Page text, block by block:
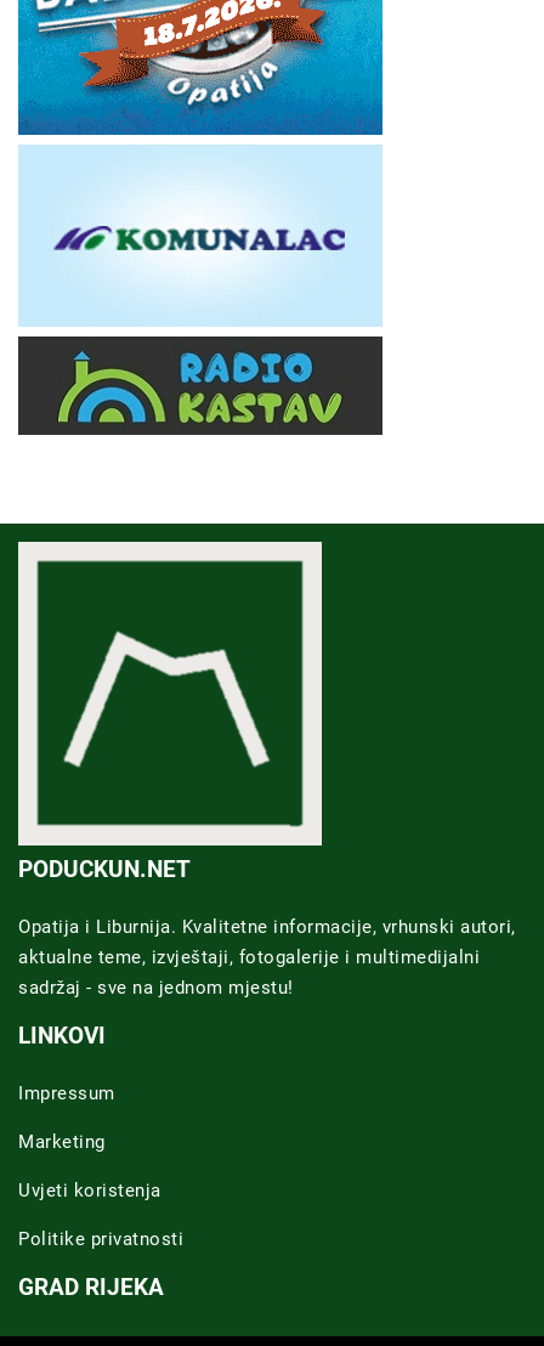
PODUCKUN.NET
Opatija i Liburnija. Kvalitetne informacije, vrhunski autori,
aktualne teme, izvještaji, fotogalerije i multimedijalni
sadržaj - sve na jednom mjestu!
LINKOVI
Impressum
Marketing
Uvjeti koristenja
Politike privatnosti
GRAD RIJEKA